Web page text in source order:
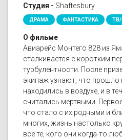
Студия - Shaftesbury
ДРАМА ФАНТАСТИКА ТВ/
О фильме
Авиарейс Монтего 828 из
сталкивается с коротким
турбулентности. После
экипаж узнают, что прошло
находились в воздухе, и в
считались мертвыми.
что стало с их родными и
многих, жизнь настолько
все те, кого они когда-то